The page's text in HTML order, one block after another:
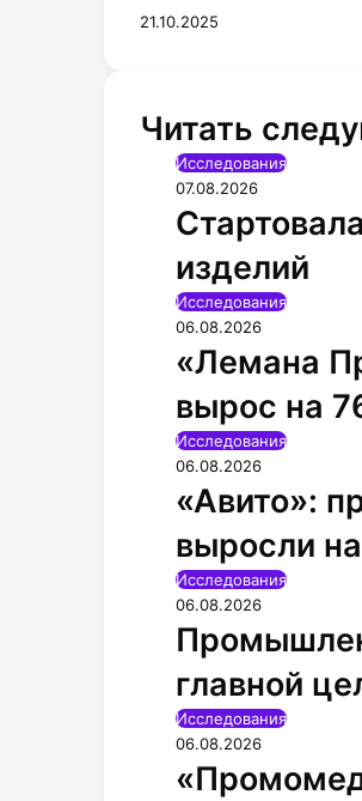
21.10.2025
Читать
Исследования
07.08.2026
изделий
Исследования
06.08.2026
«Лемана
вырос на
Исследования
06.08.2026
«Авито»:
выросли
Исследования
06.08.2026
главной
Исследования
06.08.2026